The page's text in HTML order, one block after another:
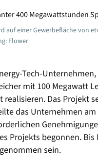
auf einer Gewerbefläche von
Flower
Tech-
mit 100 Megawatt
Das Projekt
das Unternehmen am
Projekts begonnen. Bis
sein.